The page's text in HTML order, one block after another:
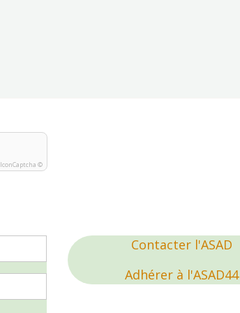
IconCaptcha ©
Contacter l'ASAD
Adhérer à l'ASAD44